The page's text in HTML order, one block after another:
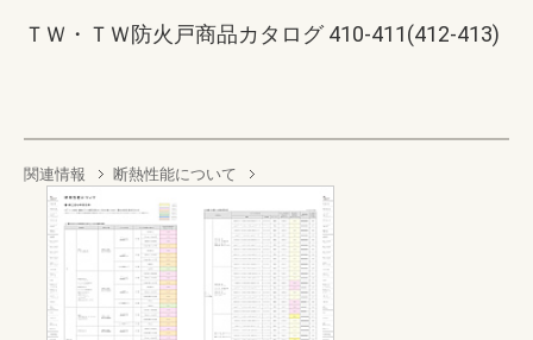
ＴＷ・ＴＷ防火戸商品カタログ 410-411(412-413)
関連情報 断熱性能について